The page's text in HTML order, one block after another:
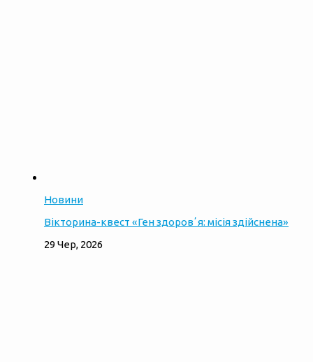
Новини
Вікторина-квест «Ген здоровʼя: місія здійснена»
29 Чер, 2026